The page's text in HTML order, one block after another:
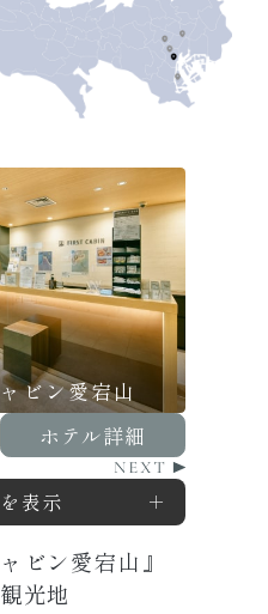
ビン愛宕山
ホテル詳細
表示
ビン愛宕山』
光地
ャビン
ナル1
ホテル詳細
表示
ャビン赤坂
ホテル詳細
表示
ビン市ヶ谷
ホテル詳細
表示
ビン秋葉原
ホテル詳細
表示
ン京都二条城
ホテル詳細
ビン関西空港
ホテル詳細
表示
ビン関西空港』
光地
ャビン松江
ホテル詳細
ャビン博多
ホテル詳細
ャビン長崎
ホテル詳細
ビン那覇空港
ホテル詳細